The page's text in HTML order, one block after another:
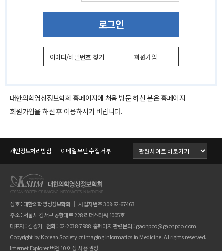
로그인
아이디/비밀번호 찾기 회원가입
대한의학영상정보학회 홈페이지에 처음 방문 하신 분은 홈페이지
회원가입을 하신 후 이용하시기 바랍니다.
개인정보처리방침 이메일 무단 수집 거부
상호 : 대한의학영상정보학회 ｜ 사업자번호 308-82-67463
주소 : 서울시 강서구 공항대로 228 리더스타워 1005호
대표자 : 김광기 전화 : 02-2038-7988 홈페이지 관련문의 : gaonpco@gaonpco.com
Copyright by Korean Society of imaging Informatics in Medicine. All rights reserved.
Internet Explorer 버전 10 이상 사용 권장